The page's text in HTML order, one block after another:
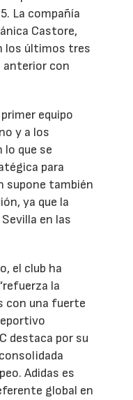
La compañía
Castore,
los últimos tres
anterior con
equipo
y a los
lo que se
para
supone también
ya que la
en las
el club ha
la
con una fuerte
destaca por su
Adidas es
global en